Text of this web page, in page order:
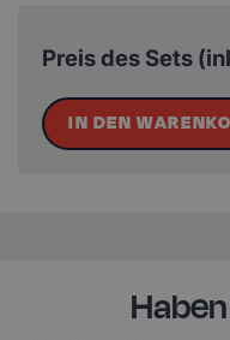
Preis des Sets
IN DEN